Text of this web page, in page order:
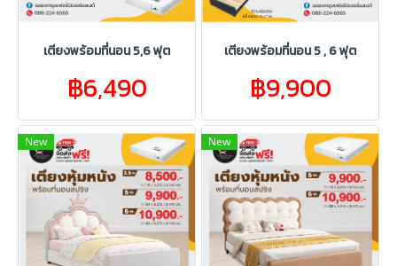
เตียงพร้อมที่นอน 5,6 ฟุต
฿6,490
เตียงพร้อมที่นอน 5 , 6 ฟุต
฿9,900
New New